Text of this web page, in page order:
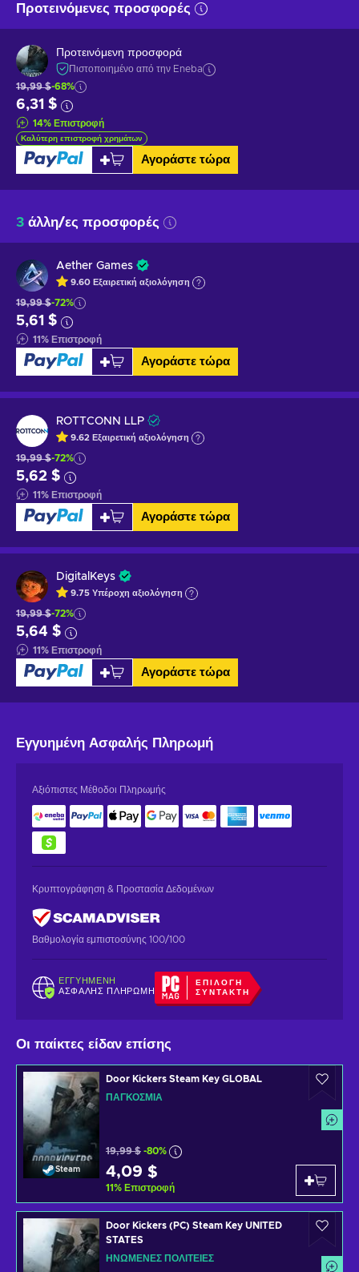
Προτεινόμενες προσφορές
Προτεινόμενη προσφορά
Πιστοποιημένο από την Eneba
19,99 $-68%
6,31 $
14% Επιστροφή
Καλύτερη επιστροφή χρημάτων
Αγοράστε τώρα
3 άλλη/ες προσφορές
Aether Games
9.60 Εξαιρετική αξιολόγηση
19,99 $-72%
5,61 $
11% Επιστροφή
Αγοράστε τώρα
ROTTCONN LLP
9.62 Εξαιρετική αξιολόγηση
19,99 $-72%
5,62 $
11% Επιστροφή
Αγοράστε τώρα
DigitalKeys
9.75 Υπέροχη αξιολόγηση
19,99 $-72%
5,64 $
11% Επιστροφή
Αγοράστε τώρα
Εγγυημένη Ασφαλής Πληρωμή
Αξιόπιστες Μέθοδοι Πληρωμής
Κρυπτογράφηση & Προστασία Δεδομένων
Βαθμολογία εμπιστοσύνης 100/100
ΕΓΓΥΗΜΈΝΗ
ΑΣΦΑΛΉΣ ΠΛΗΡΩΜΉ
ΕΠΙΛΟΓΉ
ΣΥΝΤΆΚΤΗ
Οι παίκτες είδαν επίσης
Steam
Door Kickers Steam Key GLOBAL
ΠΑΓΚΌΣΜΙΑ
19,99 $ -80%
4,09 $
11% Επιστροφή
Door Kickers (PC) Steam Key UNITED
STATES
ΗΝΩΜΈΝΕΣ ΠΟΛΙΤΕΊΕΣ